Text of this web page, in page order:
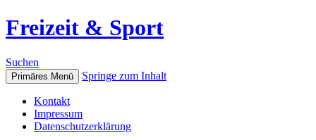
Freizeit & Sport
Suchen
Primäres Menü Springe zum Inhalt
Kontakt
Impressum
Datenschutzerklärung